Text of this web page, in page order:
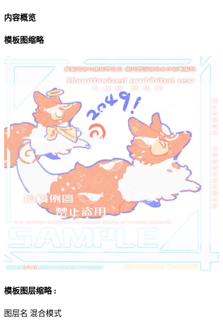
内容概览
模板图缩略
模板图层缩略 :
图层名 混合模式